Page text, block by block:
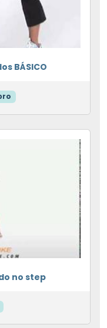
BÁSICO
no step